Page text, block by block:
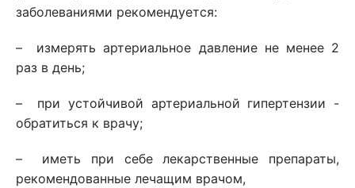
заболеваниями рекомендуется:
– измерять артериальное давление не менее 2
раз в день;
– при устойчивой артериальной гипертензии -
обратиться к врачу;
– иметь при себе лекарственные препараты,
рекомендованные лечащим врачом,